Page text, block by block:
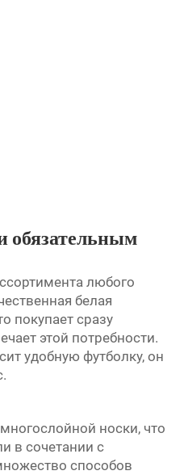
обязательным
любого
белая
покупает сразу
этой потребности.
удобную футболку, он
носки, что
в сочетании с
способов